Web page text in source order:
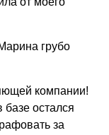
грубо
компании!
базе остался
за